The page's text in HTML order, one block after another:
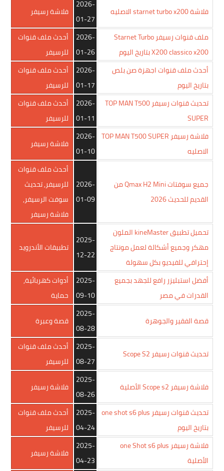
فلاشة starnet turbo x200 الاصليه
2026-
01-27
فلاشة رسيفر
ملف قنوات رسيفر Starnet Turbo
X200 classico x200 بتاريخ اليوم
2026-
01-26
أحدث ملف قنوات
للرسيفر
أحدث ملف قنوات اجهزة صن بلص
بتاريخ اليوم
2026-
01-17
أحدث ملف قنوات
للرسيفر
تحديث قنوات رسيفر TOP MAN T500
SUPER
2026-
01-11
أحدث ملف قنوات
للرسيفر
فلاشة رسيفر TOP MAN T500 SUPER
الاصليه
2026-
01-10
فلاشة رسيفر
جميع سوفتات Qmax H2 Mini من
القديم للحديث 2026
2026-
01-09
أحدث ملف قنوات
للرسيفر,تحديث
سوفت الرسيفر,
فلاشة رسيفر
تحميل تطبيق kineMaster الملون
مهكر وجميع أشكالة لعمل مونتاج
إحترافي للفيديو بكل سهولة
2025-
12-22
تطبيقات الأندرويد
أفضل استبليزر رافع للجهد بجميع
القدرات في مصر
2025-
09-10
أدوات كهربائية,
حماية
قصة الفقير والجوهرة
2025-
08-28
قصة وعبرة
تحديث قنوات رسيفر Scope S2
2025-
08-27
أحدث ملف قنوات
للرسيفر
فلاشة رسيفر Scope s2 الأصلية
2025-
08-26
فلاشة رسيفر
تحديث قنوات رسيفر one shot s6 plus
بتاريخ اليوم
2025-
04-24
أحدث ملف قنوات
للرسيفر
فلاشة رسيفر one Shot s6 plus
الأصلية
2025-
04-23
فلاشة رسيفر